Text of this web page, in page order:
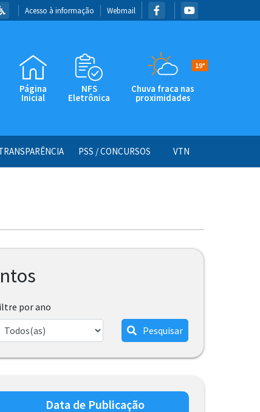
Acesso à informação Webmail
Página
Inicial
NFS
Eletrônica
19°
Chuva fraca nas
proximidades
PSS / CONCURSOS VTN
por ano
Pesquisar
Data de Publicação